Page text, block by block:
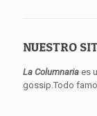
NUESTRO
La Columnaria es
gossip.Todo